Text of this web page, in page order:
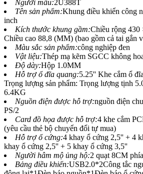
Người mẫu:2U388T
Tên sản phẩm:Khung điều khiển công
inch
Kích thước khung gầm:Chiều rộng 430
Chiều cao 88,8 (MM) (bao gồm cả tai gắn
Màu sắc sản phẩm:công nghiệp đen
Vật liệu:Thép mạ kẽm SGCC không
Độ dày:Hộp 1.0MM
Hỗ trợ ổ đĩa quang:5.25'' Khe cắm ổ
Trọng lượng sản phẩm: Trọng lượng tịnh
6.4KG
Nguồn điện được hỗ trợ:nguồn điện
PS/2
Card đồ họa được hỗ trợ:4 khe cắm
(yêu cầu thẻ bộ chuyển đổi tự mua)
Hỗ trợ ổ cứng:4 khay ổ cứng 2,5'' + 4
khay ổ cứng 2,5'' + 5 khay ổ cứng 3,5''
Người hâm mộ ủng hộ:2 quạt 8CM
Bảng điều khiển:USB2.0*2Công tắc